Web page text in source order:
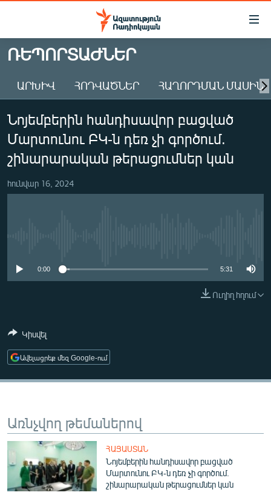
Մատչելիության
Անցնել
հիմնական
Անցնել
հիմնական
մենյուին
Որոնում
ԱԶԱՏՈՒԹՅՈՒՆ TV
ՀԱՅԱՍՏԱՆ
ԸՆՏՐՈՒԹՅՈՒՆՆԵՐ 2026
ԻՐԱՎՈՒՆՔ
ՏՆՏԵՍՈՒԹՅՈՒՆ
ՄԻՋԱԶԳԱՅԻՆ
ՄԵԿՆԱԲԱՆՈՒԹՅՈՒՆ
ՏՏ ԵՒ ԻՆՏԵՐՆԵՏ
ՏԵՍԱՆՅՈՒԹԵՐ
ԲԱՆԱՎԵՃ
ՁԳՏԵԼՈՎ ԼԱՎԱԳՈՒՅՆԻՆ
ՌԵՊՈՐՏԱԺՆԵՐ
ԱՐԽԻՎ ՀՈԴՎԱԾՆԵՐ ՀԱՂՈՐԴՄԱՆ ՄԱՍԻՆ
Նոյեմբերին հանդիսավոր բացված
Մարտունու ԲԿ-ն դեռ չի գործում.
շինարարական թերացումներ կան
հունվար 16, 2024
0:00 5:31
Ուղիղ հղում
Կիսվել
Ավելացրեք մեզ Google-ում
Առնչվող թեմաներով
ՀԱՅԱՍՏԱՆ
Նոյեմբերին հանդիսավոր բացված
Մարտունու ԲԿ-ն դեռ չի գործում.
շինարարական թերացումներ կան